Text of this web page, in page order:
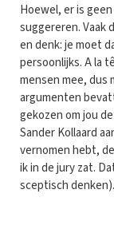
Hoewel, er is
suggereren. Vaak
en denk: je moet
persoonlijks. A la
mensen mee, dus
argumenten
gekozen om jou
Sander Kollaard
vernomen hebt,
ik in de jury zat.
sceptisch denken).